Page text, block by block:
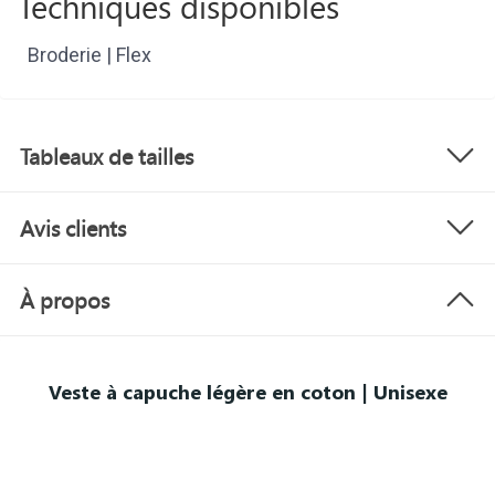
Broderie | Flex
Tableaux de tailles
Avis clients
À propos
Veste à capuche légère en coton | Unisexe